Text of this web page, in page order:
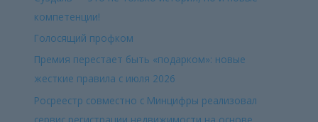
компетенции!
Голосящий профком
Премия перестает быть «подарком»: новые
жесткие правила с июля 2026
Росреестр совместно с Минцифры реализовал